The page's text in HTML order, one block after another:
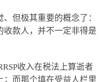
但极其重要的概念了：
款人，并不一定非得是
收入在税法上算逝者
而那个填在受益人栏里